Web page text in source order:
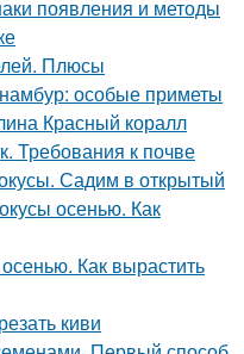
появления и методы
Плюсы
особые приметы
Красный коралл
Требования к почве
Садим в открытый
осенью. Как
Как вырастить
киви